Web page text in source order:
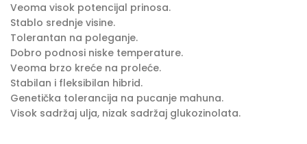
Veoma visok potencijal prinosa.
Stablo srednje visine.
Tolerantan na poleganje.
Dobro podnosi niske temperature.
Veoma brzo kreće na proleće.
Stabilan i fleksibilan hibrid.
Genetička tolerancija na pucanje mahuna.
Visok sadržaj ulja, nizak sadržaj glukozinolata.